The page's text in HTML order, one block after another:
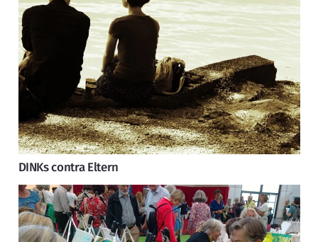
DINKs contra Eltern